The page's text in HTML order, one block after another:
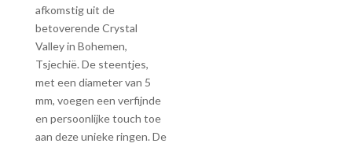
afkomstig uit de
betoverende Crystal
Valley in Bohemen,
Tsjechië. De steentjes,
met een diameter van 5
mm, voegen een verfijnde
en persoonlijke touch toe
aan deze unieke ringen. De